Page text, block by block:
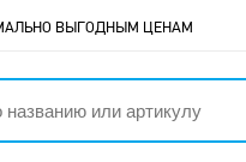
ВЫГОДНЫМ ЦЕНАМ